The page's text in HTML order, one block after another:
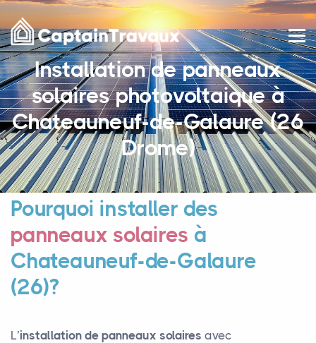
Installation de panneaux
solaires photovoltaique à
Chateauneuf-de-Galaure (26
Drome)
Pourquoi installer des
panneaux solaires à
Chateauneuf-de-Galaure
(26)?
L’installation de panneaux solaires avec